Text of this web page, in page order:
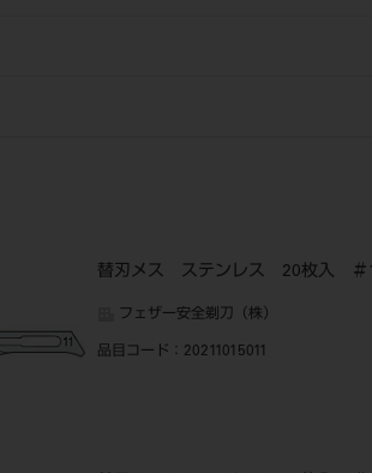
替刃メス ステンレス 20枚入 ＃
フェザー安全剃刀（株）
品目コード ：20211015011